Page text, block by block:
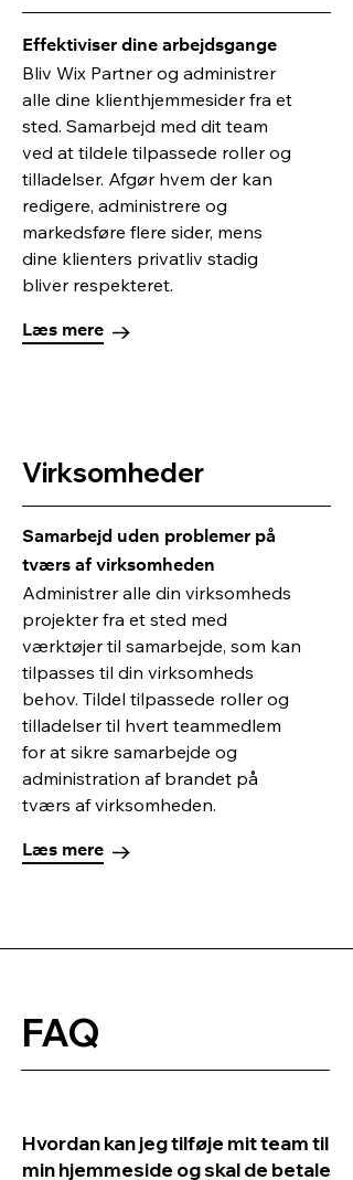
Effektiviser dine arbejdsgange
Bliv Wix Partner og administrer
alle dine klienthjemmesider fra et
sted. Samarbejd med dit team
ved at tildele tilpassede roller og
tilladelser. Afgør hvem der kan
redigere, administrere og
markedsføre flere sider, mens
dine klienters privatliv stadig
bliver respekteret.
Læs mere
Virksomheder
Samarbejd uden problemer på
tværs af virksomheden
Administrer alle din virksomheds
projekter fra et sted med
værktøjer til samarbejde, som kan
tilpasses til din virksomheds
behov. Tildel tilpassede roller og
tilladelser til hvert teammedlem
for at sikre samarbejde og
administration af brandet på
tværs af virksomheden.
Læs mere
FAQ
Hvordan kan jeg tilføje mit team til
min hjemmeside og skal de betale